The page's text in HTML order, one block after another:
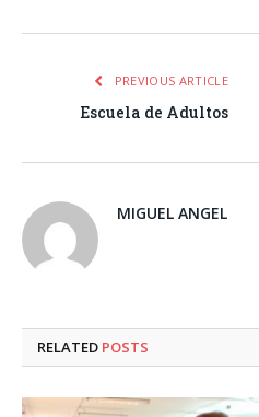
PREVIOUS ARTICLE
Escuela de Adultos
MIGUEL ANGEL
RELATED POSTS